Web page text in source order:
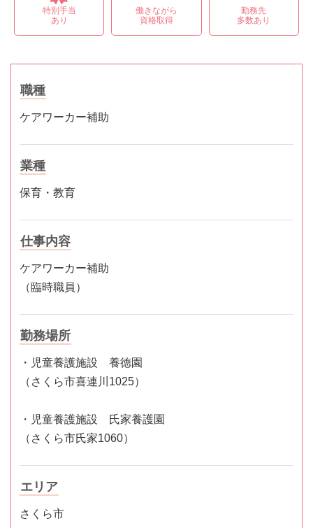
特別手当
あり
働きながら
資格取得
勤務先
多数あり
職種
ケアワーカー補助
業種
保育・教育
仕事内容
ケアワーカー補助
（臨時職員）
勤務場所
・児童養護施設 養徳園
（さくら市喜連川1025）
・児童養護施設 氏家養護園
（さくら市氏家1060）
エリア
さくら市